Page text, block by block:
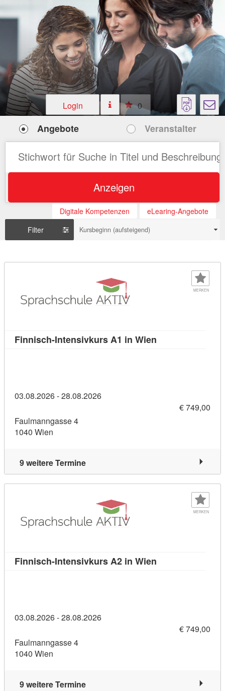
Login 0
Angebote Veranstalter
Anzeigen
Digitale Kompetenzen
eLearing-Angebote
Filter
Kursbeginn (aufsteigend)
MERKEN
Finnisch-Intensivkurs A1 in Wien
03.08.2026 - 28.08.2026
€ 749,00
Faulmanngasse 4
1040 Wien
9 weitere Termine
MERKEN
Finnisch-Intensivkurs A2 in Wien
03.08.2026 - 28.08.2026
€ 749,00
Faulmanngasse 4
1040 Wien
9 weitere Termine